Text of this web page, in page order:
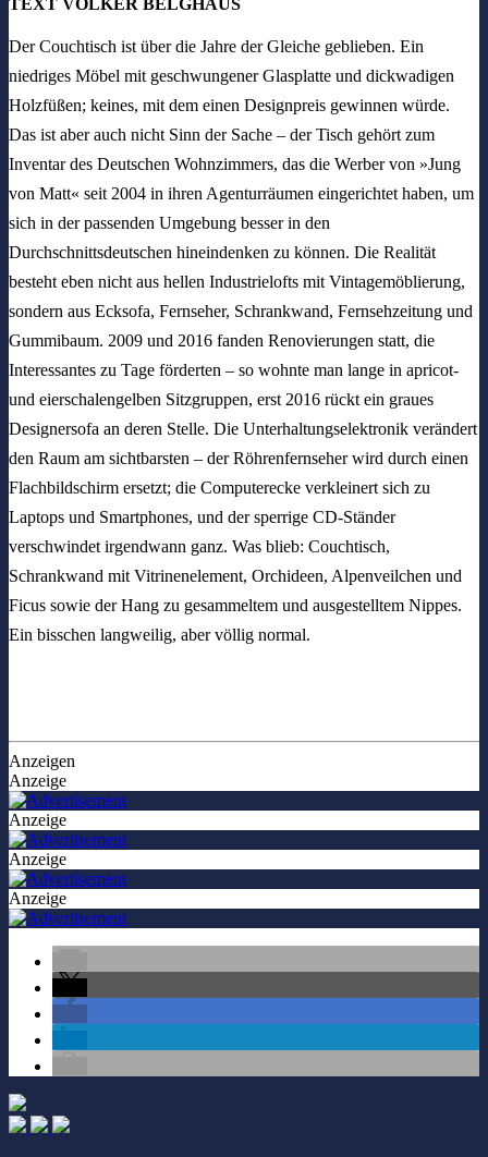
Der Couchtisch ist über die Jahre der Gleiche geblieben. Ein
niedriges Möbel mit geschwungener Glasplatte und dickwadigen
Holzfüßen; keines, mit dem einen Designpreis gewinnen würde.
Das ist aber auch nicht Sinn der Sache – der Tisch gehört zum
Inventar des Deutschen Wohnzimmers, das die Werber von »Jung
von Matt« seit 2004 in ihren Agenturräumen eingerichtet haben, um
sich in der passenden Umgebung besser in den
Durchschnittsdeutschen hineindenken zu können. Die Realität
besteht eben nicht aus hellen Industrielofts mit Vintagemöblierung,
sondern aus Ecksofa, Fernseher, Schrankwand, Fernsehzeitung und
Gummibaum. 2009 und 2016 fanden Renovierungen statt, die
Interessantes zu Tage förderten – so wohnte man lange in apricot-
und eierschalengelben Sitzgruppen, erst 2016 rückt ein graues
Designersofa an deren Stelle. Die Unterhaltungselektronik verändert
den Raum am sichtbarsten – der Röhrenfernseher wird durch einen
Flachbildschirm ersetzt; die Computerecke verkleinert sich zu
Laptops und Smartphones, und der sperrige CD-Ständer
verschwindet irgendwann ganz. Was blieb: Couchtisch,
Schrankwand mit Vitrinenelement, Orchideen, Alpenveilchen und
Ficus sowie der Hang zu gesammeltem und ausgestelltem Nippes.
Ein bisschen langweilig, aber völlig normal.
Anzeigen
Anzeige
Anzeige
Anzeige
Anzeige